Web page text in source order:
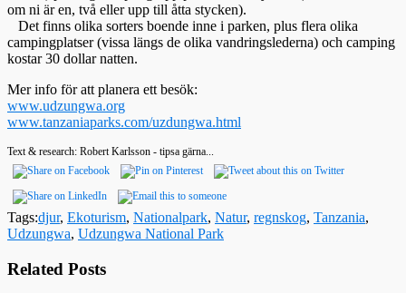
om ni är en, två eller upp till åtta stycken).
Det finns olika sorters boende inne i parken, plus flera olika
campingplatser (vissa längs de olika vandringslederna) och camping
kostar 30 dollar natten.
Mer info för att planera ett besök:
www.udzungwa.org
www.tanzaniaparks.com/uzdungwa.html
Text & research: Robert Karlsson - tipsa gärna...
Tags:djur, Ekoturism, Nationalpark, Natur, regnskog, Tanzania,
Udzungwa, Udzungwa National Park
Related Posts